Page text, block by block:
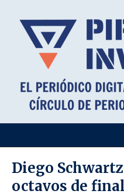
Diego
octavos de